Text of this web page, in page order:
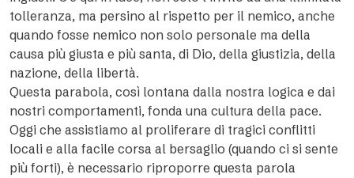
tolleranza, ma persino al rispetto per il nemico, anche
quando fosse nemico non solo personale ma della
causa più giusta e più santa, di Dio, della giustizia, della
nazione, della libertà.
Questa parabola, così lontana dalla nostra logica e dai
nostri comportamenti, fonda una cultura della pace.
Oggi che assistiamo al proliferare di tragici conflitti
locali e alla facile corsa al bersaglio (quando ci si sente
più forti), è necessario riproporre questa parola